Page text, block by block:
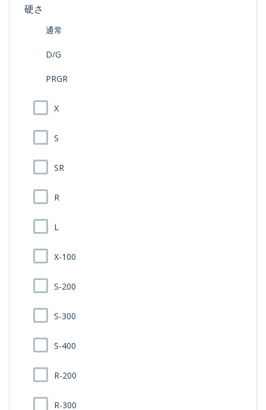
硬さ
通常
D/G
PRGR
X
S
SR
R
L
X-100
S-200
S-300
S-400
R-200
R-300